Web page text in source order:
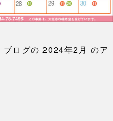
ブログの 2024年2月 のア